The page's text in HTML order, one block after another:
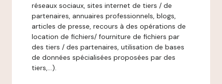
réseaux sociaux, sites internet de tiers / de
partenaires, annuaires professionnels, blogs,
articles de presse, recours à des opérations de
location de fichiers/ fourniture de fichiers par
des tiers / des partenaires, utilisation de bases
de données spécialisées proposées par des
tiers,…).